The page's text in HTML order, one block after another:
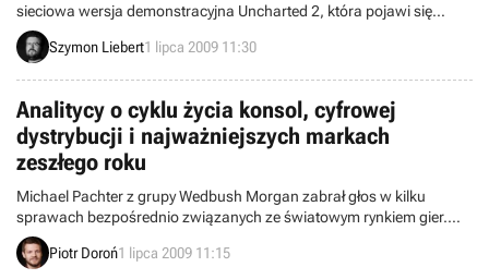
sieciowa wersja demonstracyjna Uncharted 2, która pojawi się
jeszcze przed premierą gry. Tym razem próbka będzie przeznaczona
dla większego grona odbiorców, chociaż nie wiemy, kiedy dokładnie
twórcami.
Szymon Liebert1 lipca 2009 11:30
Analitycy o cyklu życia konsol, cyfrowej
dystrybucji i najważniejszych markach
zeszłego roku
Michael Pachter z grupy Wedbush Morgan zabrał głos w kilku
sprawach bezpośrednio związanych ze światowym rynkiem gier.
Jednym z tematów był cykl życia konsol. Mianowicie, Pachter
przewiduje, że obecne platformy zostaną zastąpione przez kolejną
Piotr Doroń1 lipca 2009 11:15